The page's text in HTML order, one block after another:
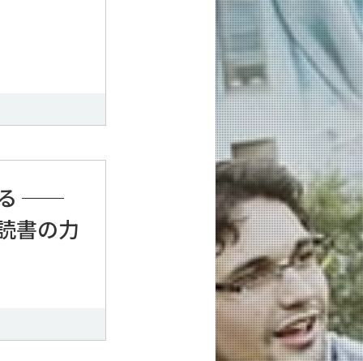
る ──
書の力